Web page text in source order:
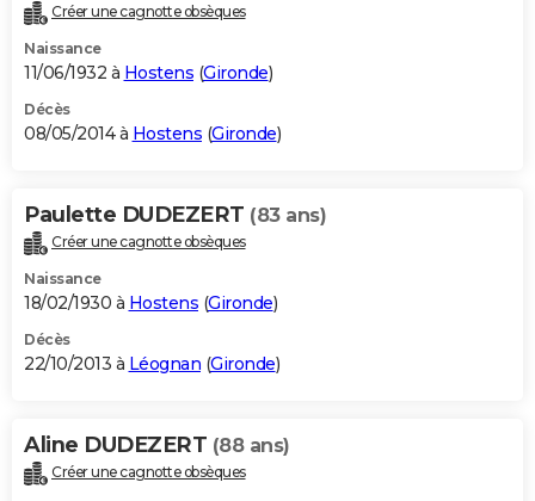
Créer une cagnotte obsèques
Naissance
11/06/1932 à Hostens (Gironde)
Décès
08/05/2014 à Hostens (Gironde)
Paulette DUDEZERT (83 ans)
Créer une cagnotte obsèques
Naissance
18/02/1930 à Hostens (Gironde)
Décès
22/10/2013 à Léognan (Gironde)
Aline DUDEZERT (88 ans)
Créer une cagnotte obsèques